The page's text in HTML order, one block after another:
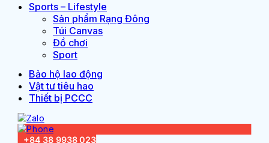
Sports – Lifestyle
Sản phẩm Rạng Đông
Túi Canvas
Đồ chơi
Sport
Bảo hộ lao động
Vật tư tiêu hao
Thiết bị PCCC